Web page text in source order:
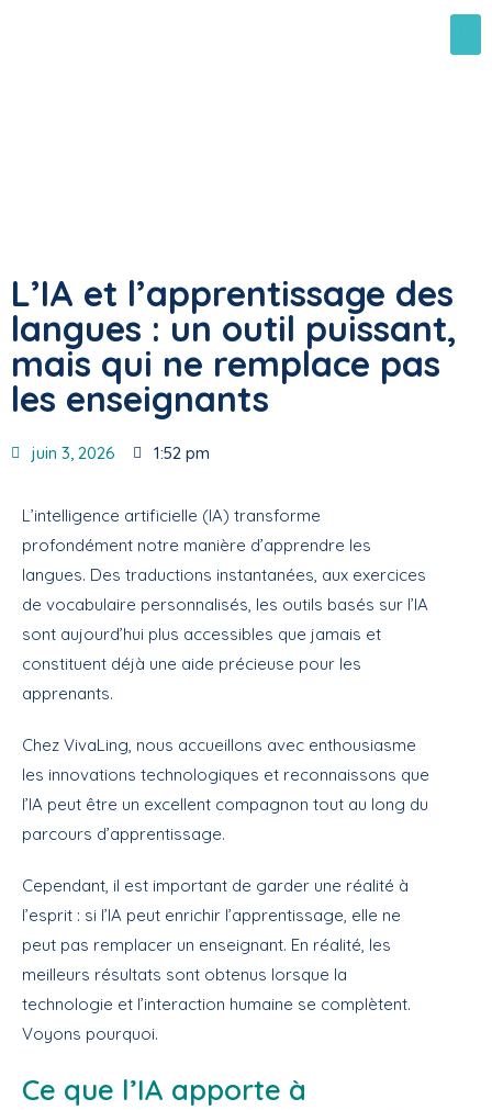
L’IA et l’apprentissage des
langues : un outil puissant,
mais qui ne remplace pas
les enseignants
juin 3, 2026 1:52 pm
L’intelligence artificielle (IA) transforme
profondément notre manière d’apprendre les
langues. Des traductions instantanées, aux exercices
de vocabulaire personnalisés, les outils basés sur l’IA
sont aujourd’hui plus accessibles que jamais et
constituent déjà une aide précieuse pour les
apprenants.
Chez VivaLing, nous accueillons avec enthousiasme
les innovations technologiques et reconnaissons que
l’IA peut être un excellent compagnon tout au long du
parcours d’apprentissage.
Cependant, il est important de garder une réalité à
l’esprit : si l’IA peut enrichir l’apprentissage, elle ne
peut pas remplacer un enseignant. En réalité, les
meilleurs résultats sont obtenus lorsque la
technologie et l’interaction humaine se complètent.
Voyons pourquoi.
Ce que l’IA apporte à